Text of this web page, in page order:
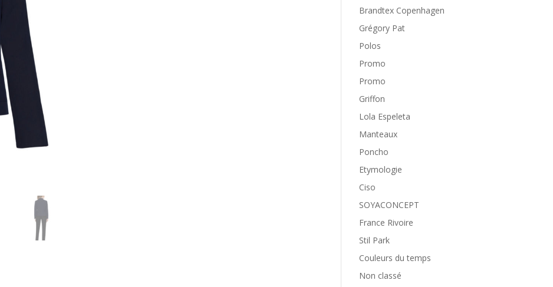
Brandtex Copenhagen
Grégory Pat
Polos
Promo
Promo
Griffon
Lola Espeleta
Manteaux
Poncho
Etymologie
Ciso
SOYACONCEPT
France Rivoire
Stil Park
Couleurs du temps
Non classé